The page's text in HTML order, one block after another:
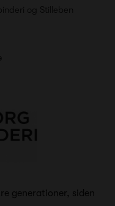
og Stilleben
generationer, siden